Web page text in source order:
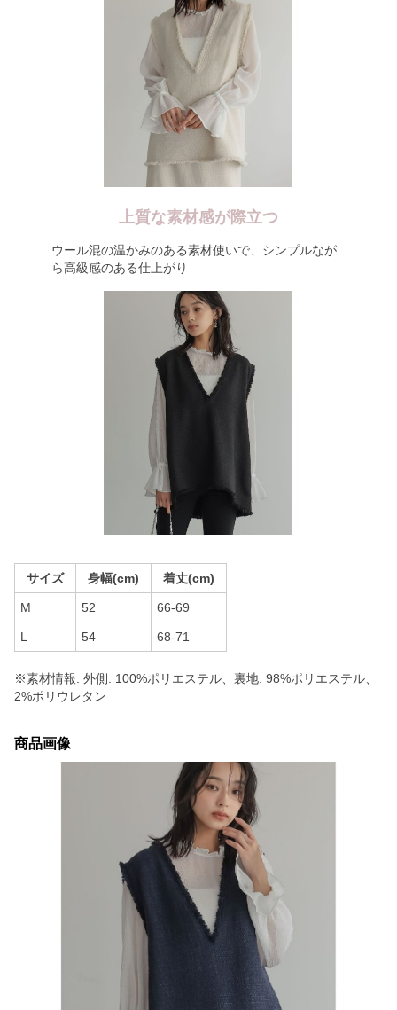
上質な素材感が際立つ
ウール混の温かみのある素材使いで、シンプルなが
ら高級感のある仕上がり
サイズ 身幅(cm) 着丈(cm)
M 52 66-69
L 54 68-71
※素材情報: 外側: 100%ポリエステル、裏地: 98%ポリエステル、
2%ポリウレタン
商品画像